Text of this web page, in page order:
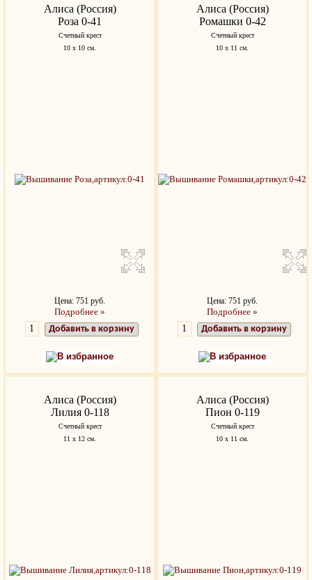
Алиса (Россия)
Роза 0-41
Счетный крест
10 х 10 см.
Цена: 751 руб.
Подробнее »
Добавить в корзину
В избранное
Алиса (Россия)
Ромашки 0-42
Счетный крест
10 х 11 см.
Цена: 751 руб.
Подробнее »
Добавить в корзину
В избранное
Алиса (Россия)
Лилия 0-118
Счетный крест
11 х 12 см.
Алиса (Россия)
Пион 0-119
Счетный крест
10 х 11 см.